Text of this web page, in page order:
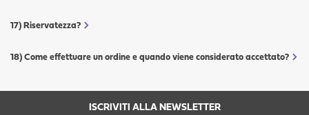
Riservatezza?
Come effettuare un ordine e quando viene considerato accettato?
ISCRIVITI ALLA NEWSLETTER